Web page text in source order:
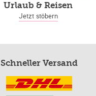
Urlaub & Reisen
Jetzt stöbern
Schneller Versand